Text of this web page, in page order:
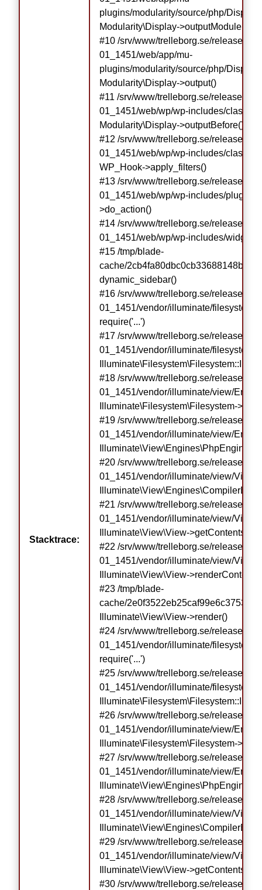
Stacktrace:
plugins/modularity/source/php/
Modularity\Display->outputModule()
#10 /srv/www/trelleborg.se/releases/
01_1451/web/app/mu-
plugins/modularity/source/php/
Modularity\Display->output()
#11 /srv/www/trelleborg.se/releases/
01_1451/web/wp/wp-includes/class-
Modularity\Display->outputBefore()
#12 /srv/www/trelleborg.se/releases/
01_1451/web/wp/wp-includes/class-
WP_Hook->apply_filters()
#13 /srv/www/trelleborg.se/releases/
01_1451/web/wp/wp-includes/
>do_action()
#14 /srv/www/trelleborg.se/releases/
01_1451/web/wp/wp-includes/
#15 /tmp/blade-
cache/
dynamic_sidebar()
#16 /srv/www/trelleborg.se/releases/
01_1451/vendor/illuminate/filesystem/
require('...')
#17 /srv/www/trelleborg.se/releases/
01_1451/vendor/illuminate/filesystem/
#18 /srv/www/trelleborg.se/releases/
01_1451/vendor/illuminate/view/
Illuminate\Filesystem\Filesystem-
#19 /srv/www/trelleborg.se/releases/
01_1451/vendor/illuminate/view/
Illuminate\View\Engines\PhpEngine-
#20 /srv/www/trelleborg.se/releases/
01_1451/vendor/illuminate/view/
#21 /srv/www/trelleborg.se/releases/
01_1451/vendor/illuminate/view/
Illuminate\View\View->getContents()
#22 /srv/www/trelleborg.se/releases/
01_1451/vendor/illuminate/view/
Illuminate\View\View-
#23 /tmp/blade-
cache/
Illuminate\View\View->render()
#24 /srv/www/trelleborg.se/releases/
01_1451/vendor/illuminate/filesystem/
require('...')
#25 /srv/www/trelleborg.se/releases/
01_1451/vendor/illuminate/filesystem/
#26 /srv/www/trelleborg.se/releases/
01_1451/vendor/illuminate/view/
Illuminate\Filesystem\Filesystem-
#27 /srv/www/trelleborg.se/releases/
01_1451/vendor/illuminate/view/
Illuminate\View\Engines\PhpEngine-
#28 /srv/www/trelleborg.se/releases/
01_1451/vendor/illuminate/view/
#29 /srv/www/trelleborg.se/releases/
01_1451/vendor/illuminate/view/
Illuminate\View\View->getContents()
#30 /srv/www/trelleborg.se/releases/